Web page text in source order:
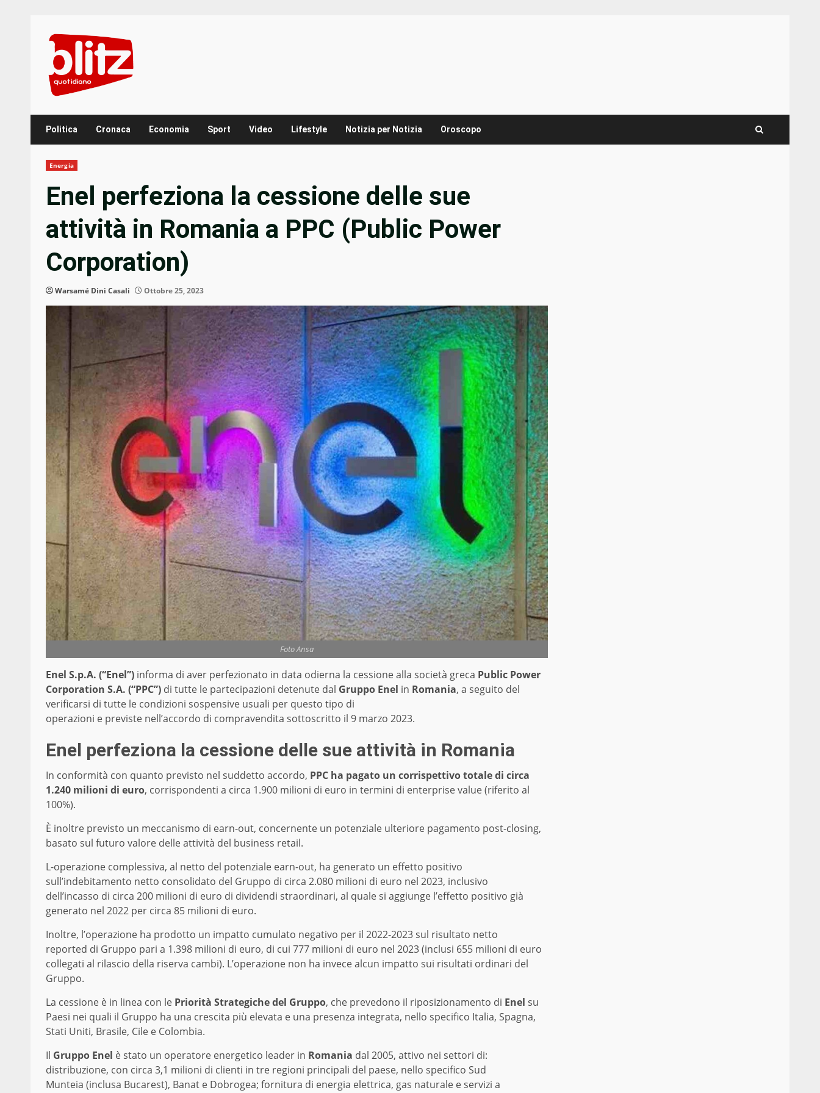
content
Politica Cronaca Economia Sport Video Lifestyle Notizia per Notizia Oroscopo
Energia
Enel perfeziona la cessione delle sue
attività in Romania a PPC (Public Power
Corporation)
Warsamé Dini Casali Ottobre 25, 2023
Foto Ansa
Enel S.p.A. (“Enel”) informa di aver perfezionato in data odierna la cessione alla società greca Public Power
Corporation S.A. (“PPC”) di tutte le partecipazioni detenute dal Gruppo Enel in Romania, a seguito del
verificarsi di tutte le condizioni sospensive usuali per questo tipo di
operazioni e previste nell’accordo di compravendita sottoscritto il 9 marzo 2023.
Enel perfeziona la cessione delle sue attività in Romania
In conformità con quanto previsto nel suddetto accordo, PPC ha pagato un corrispettivo totale di circa
1.240 milioni di euro, corrispondenti a circa 1.900 milioni di euro in termini di enterprise value (riferito al
100%).
È inoltre previsto un meccanismo di earn-out, concernente un potenziale ulteriore pagamento post-closing,
basato sul futuro valore delle attività del business retail.
L-operazione complessiva, al netto del potenziale earn-out, ha generato un effetto positivo
sull’indebitamento netto consolidato del Gruppo di circa 2.080 milioni di euro nel 2023, inclusivo
dell’incasso di circa 200 milioni di euro di dividendi straordinari, al quale si aggiunge l’effetto positivo già
generato nel 2022 per circa 85 milioni di euro.
Inoltre, l’operazione ha prodotto un impatto cumulato negativo per il 2022-2023 sul risultato netto
reported di Gruppo pari a 1.398 milioni di euro, di cui 777 milioni di euro nel 2023 (inclusi 655 milioni di euro
collegati al rilascio della riserva cambi). L’operazione non ha invece alcun impatto sui risultati ordinari del
Gruppo.
La cessione è in linea con le Priorità Strategiche del Gruppo, che prevedono il riposizionamento di Enel su
Paesi nei quali il Gruppo ha una crescita più elevata e una presenza integrata, nello specifico Italia, Spagna,
Stati Uniti, Brasile, Cile e Colombia.
Il Gruppo Enel è stato un operatore energetico leader in Romania dal 2005, attivo nei settori di:
distribuzione, con circa 3,1 milioni di clienti in tre regioni principali del paese, nello specifico Sud
Munteia (inclusa Bucarest), Banat e Dobrogea; fornitura di energia elettrica, gas naturale e servizi a